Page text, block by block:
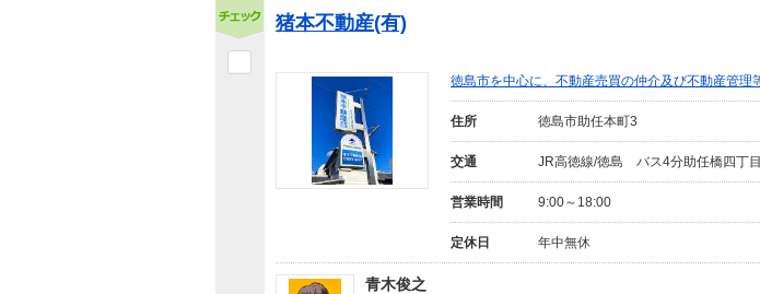
猪本不動産(有)
徳島市を中心に、不動産売買の仲介及び不動産管理
住所 徳島市助任本町3
交通 JR高徳線/徳島 バス4分助任橋四丁
営業時間 9:00～18:00
定休日 年中無休
青木俊之